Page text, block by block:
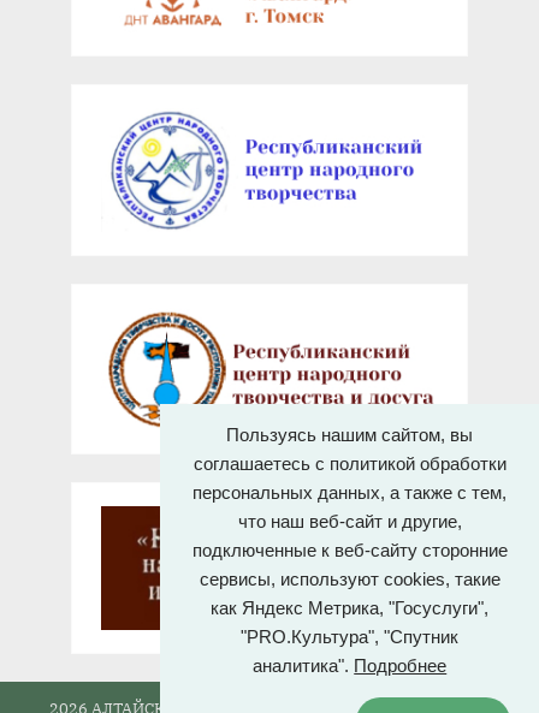
Пользуясь нашим сайтом, вы
соглашаетесь с политикой обработки
персональных данных, а также с тем,
что наш веб-сайт и другие,
подключенные к веб-сайту сторонние
сервисы, используют cookies, такие
как Яндекс Метрика, "Госуслуги",
"PRO.Культура", "Спутник
аналитика". Подробнее